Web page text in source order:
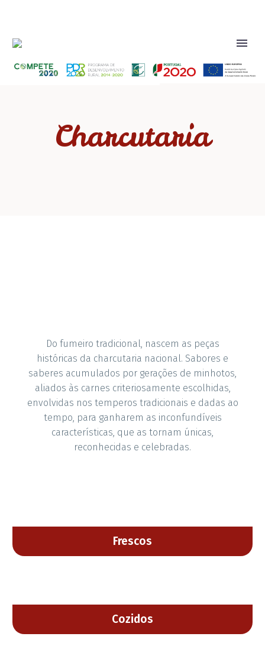
Charcutaria
Do fumeiro tradicional, nascem as peças
históricas da charcutaria nacional. Sabores e
saberes acumulados por gerações de minhotos,
aliados às carnes criteriosamente escolhidas,
envolvidas nos temperos tradicionais e dadas ao
tempo, para ganharem as inconfundíveis
características, que as tornam únicas,
reconhecidas e celebradas.
Frescos
Cozidos